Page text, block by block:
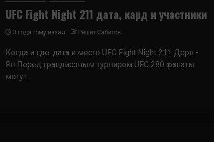
UFC Fight Night 211 дата, кард и участники
3 года тому назад Решит Сабитов
Когда и где: дата и место UFC Fight Night 211 Дерн -
Ян Перед грандиозным турниром UFC 280 фанаты
могут...